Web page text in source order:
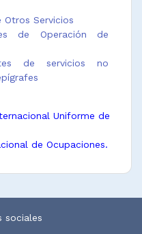
Otros Servicios
de Operación de
de servicios no
Uniforme de
de Ocupaciones.
sociales